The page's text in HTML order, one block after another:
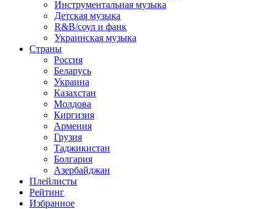
Инструментальная музыка
Детская музыка
R&B/cоул и фанк
Украинская музыка
Страны
Россия
Беларусь
Украина
Казахстан
Молдова
Киргизия
Армения
Грузия
Таджикистан
Болгария
Азербайджан
Плейлисты
Рейтинг
Избранное